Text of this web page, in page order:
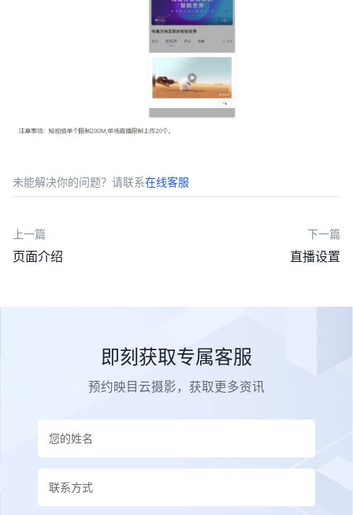
未能解决你的问题？请联系在线客服
上一篇
页面介绍
下一篇
直播设置
即刻获取专属客服
预约映目云摄影，获取更多资讯